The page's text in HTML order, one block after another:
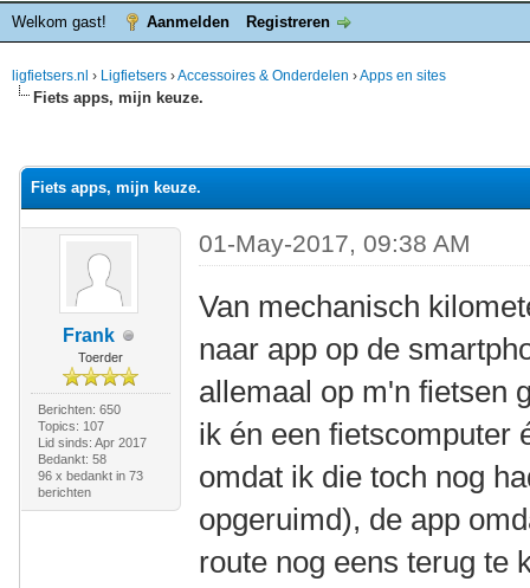
Welkom gast! Aanmelden Registreren
ligfietsers.nl › Ligfietsers ›Accessoires & Onderdelen ›Apps en sites
Fiets apps, mijn keuze.
Fiets apps, mijn keuze.
Frank
Toerder
Berichten: 650
Topics: 107
Lid sinds: Apr 2017
Bedankt: 58
96 x bedankt in 73
berichten
01-May-2017, 09:38 AM
Van mechanisch
naar app op de
allemaal op m'n fietsen
ik én een fietscomputer
omdat ik die toch nog
opgeruimd), de app
route nog eens terug te